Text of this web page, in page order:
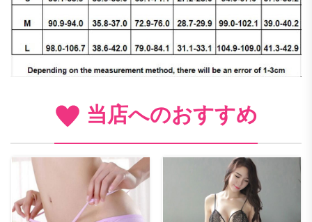
当店へのおすすめ